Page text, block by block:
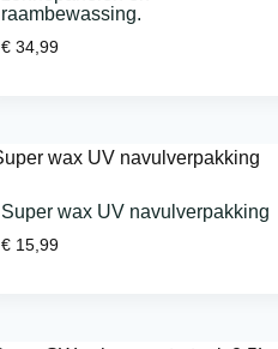
raambewassing.
€ 34,99
Super wax UV navulverpakking
€ 15,99